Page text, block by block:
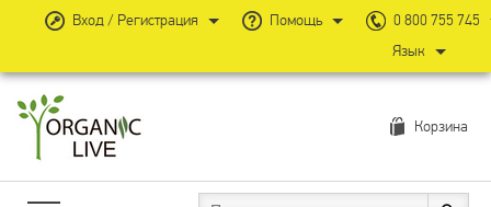
Корзина
Вход / Регистрация Помощь
0 800 755 745
Язык